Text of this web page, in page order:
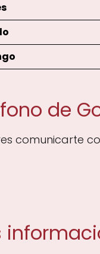
de
comunicarte